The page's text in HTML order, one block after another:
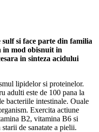
si face parte din familia
in mod obisnuit in
in sinteza acidului
lipidelor si proteinelor.
adulti este de 100 pana la
bacteriile intestinale. Ouale
Exercita actiune
B2, vitamina B6 si
de sanatate a pielii.